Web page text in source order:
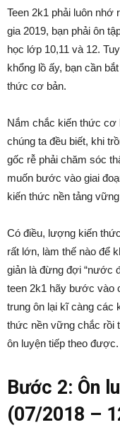
Teen 2k1 phải luôn
gia 2019, bạn phải ôn
học lớp 10,11 và 12.
khổng lồ ấy, bạn cần
thức cơ bản.
Nắm chắc kiến thức cơ
chúng ta đều biết, khi
gốc rễ phải chăm sóc
muốn bước vào giai
kiến thức nền tảng
Có điều, lượng kiến
rất lớn, làm thế nào để
giản là đừng đợi “nước
teen 2k1 hãy bước vào
trung ôn lại kĩ càng các
thức nền vững chắc rồi
ôn luyện tiếp theo được.
Bước 2: Ôn
(07/2018 –